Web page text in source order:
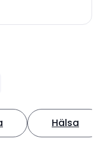
Hälsa